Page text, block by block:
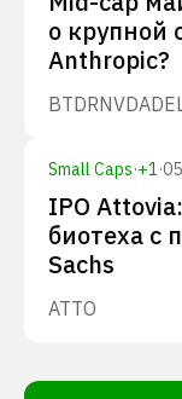
о крупной
Anthropic?
BTDRNVDA
Small Caps·+1·
IPO
биотеха с
Sachs
ATTO